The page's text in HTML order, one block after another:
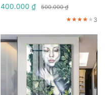
400.000 ₫ 500.000 ₫
★★★★★
★★★★★
★★★★★ 3